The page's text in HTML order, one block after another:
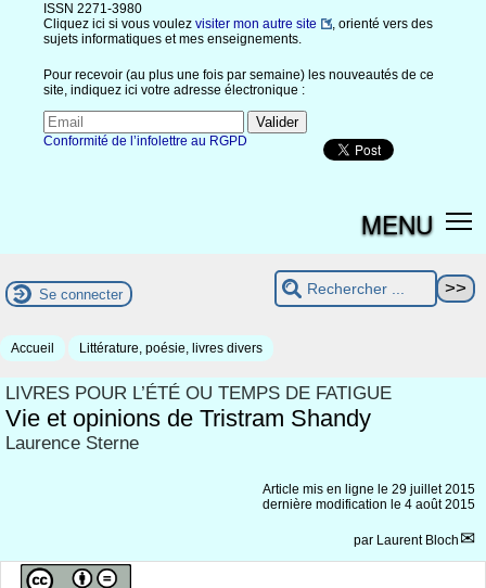
ISSN 2271-3980
Cliquez ici si vous voulez visiter mon autre site
, orienté vers des
sujets informatiques et mes enseignements.
Pour recevoir (au plus une fois par semaine) les nouveautés de ce
site, indiquez ici votre adresse électronique :
Conformité de l’infolettre au RGPD
MENU
Se connecter
Accueil Littérature, poésie, livres divers
LIVRES POUR L’ÉTÉ OU TEMPS DE FATIGUE
Vie et opinions de Tristram Shandy
Laurence Sterne
Article mis en ligne le 29 juillet 2015
dernière modification le 4 août 2015
par Laurent Bloch